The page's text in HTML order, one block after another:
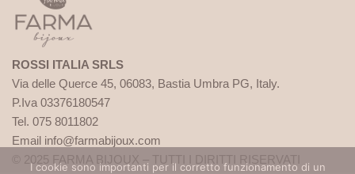
ROSSI ITALIA SRLS
Via delle Querce 45, 06083, Bastia Umbra PG, Italy.
P.Iva 03376180547
Tel. 075 8011802
Email info@farmabijoux.com
© 2025 FARMA BIJOUX – TUTTI I DIRITTI RISERVATI
I cookie sono importanti per il corretto funzionamento di un